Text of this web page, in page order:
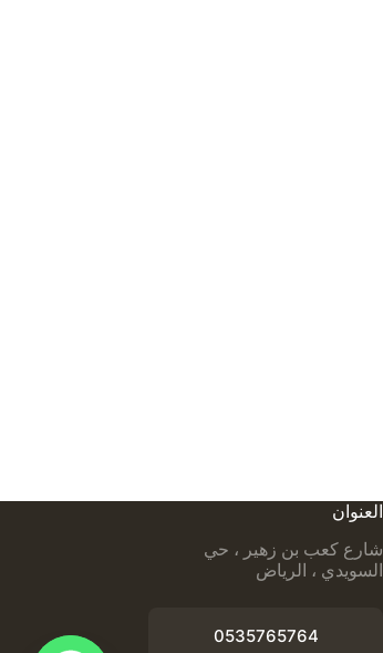
العنوان
شارع كعب بن زهير ، حي
السويدي ، الرياض
0535765764